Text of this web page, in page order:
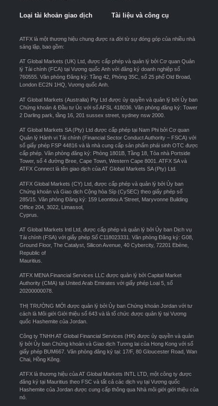
Loại tài khoản giao dịch Tài liệu và công cụ
ATFX là một thương hiệu chung được ra đời từ sự đóng góp của nhiều nhà
sáng lập, bao gồm:
AT Global Markets (UK) Ltd, được cấp phép và quản lý bởi Cơ quan Quản
lý Tài chính (FCA) tại Vương quốc Anh với đăng ký doanh nghiệp số
760555. Văn phòng Đăng ký: Tầng 42, Phòng 35C, số 25 phố Old Broad,
London EC2N 1HQ, Vương quốc Anh.
AT Global Markets (Australia) Pty Ltd được ủy quyền và quản lý bởi Ủy ban
Chứng khoán & Đầu tư Úc với số AFSL 418036. Văn phòng đăng ký: Tower
2 Darling park, tầng 16, 201 sussex street, sydney nsw 2000.
AT Global Markets SA (Pty) Ltd được cấp phép tại Nam Phi bởi Cơ quan
Quản lý Hành vi Tài chính (Financial Sector Conduct Authority – FSCA) với
số giấy phép FSP 44816 và là nhà cung cấp sản phẩm phái sinh OTC được
cấp phép. Văn phòng đăng ký: Phòng 1801B, Tầng 18, Tòa nhà Portside
Tower, số 4 đường Bree, Cape Town, Western Cape 8001. ATFX SA và
ATFX Connect là tên giao dịch của AT Global Markets SA (Pty) Ltd.
ATFX Global Markets (CY) Ltd, được cấp phép và quản lý bởi Ủy ban
Chứng khoán và Giao dịch Cộng hòa Síp (CySEC) theo giấy phép số
285/15. Văn phòng Đăng ký: 159 Leontiou A ‘Street, Maryvonne Building
Office 204, 3022, Limassol,
Cyprus.
AT Global Markets Intl Ltd, được cấp phép và quản lý bởi Ủy ban Dịch vụ
Tài chính (FSA) với giấy phép Số C118023331. Văn phòng Đăng ký: G08,
Ground Floor, The Catalyst, Silicon Avenue, 40 Cybercity, 72201 Ebène,
Republic of
Mauritius.
ATFX MENA Financial Services LLC được quản lý bởi Capital Market
Authority (CMA) tại United Arab Emirates với giấy phép Loại 5, số
20200000078.
THỊ TRƯỜNG MỚI được quản lý bởi Ủy ban Chứng khoán Jordan với tư
cách là Môi giới Giới thiệu số 643 và là tổ chức được quản lý tại Vương
quốc Hashemite của Jordan.
Công ty TNHH AT Global Financial Services (HK) được ủy quyền và quản
lý bởi Ủy ban Chứng khoán và Giao dịch Tương lai của Hong Kong với số
giấy phép BUM667. Văn phòng đăng ký tại: 17/F, 80 Gloucester Road, Wan
Chai, Hồng Kông.
ATFX là thương hiệu của AT Global Markets INTL LTD, một công ty được
đăng ký tại Mauritius theo FSC và tất cả các dịch vụ tại Vương quốc
Hashemite của Jordan được cung cấp thông qua Nhà môi giới giới thiệu của
nó.